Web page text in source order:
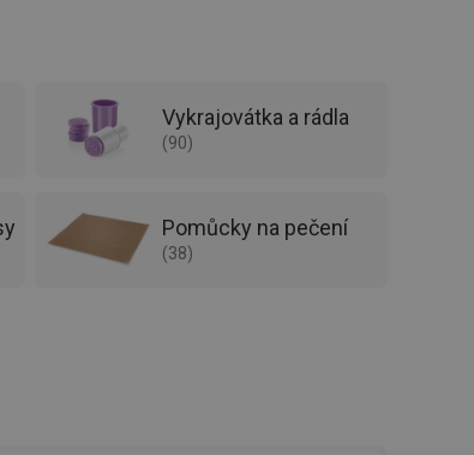
Vykrajovátka a rádla
(90)
Pomůcky na pečení
(38)